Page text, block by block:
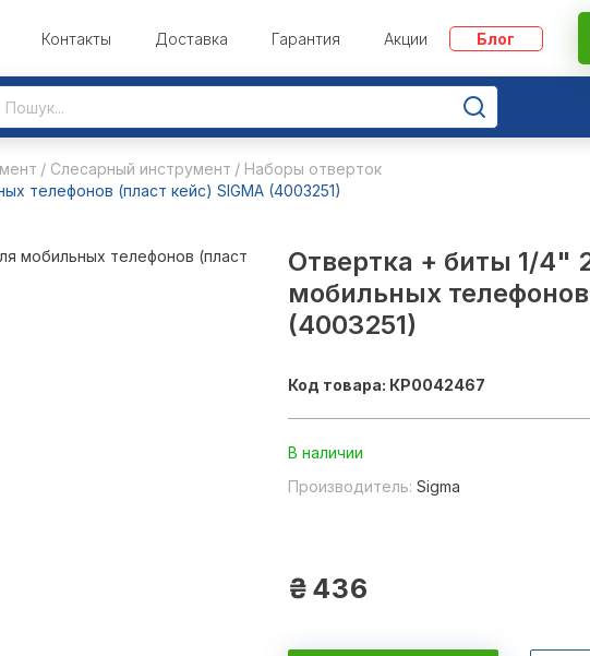
Контакты Доставка Гарантия Акции Блог
Слесарный инструмент
Наборы отверток
телефонов (пласт кейс) SIGMA (4003251)
Отвертка + биты 1/4"
мобильных
(4003251)
Код товара: КР0042467
В наличии
Производитель: Sigma
₴ 436